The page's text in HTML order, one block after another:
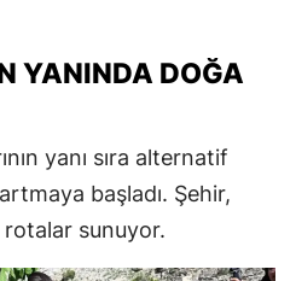
YANINDA DOĞA
yanı sıra alternatif
başladı. Şehir,
rotalar sunuyor.